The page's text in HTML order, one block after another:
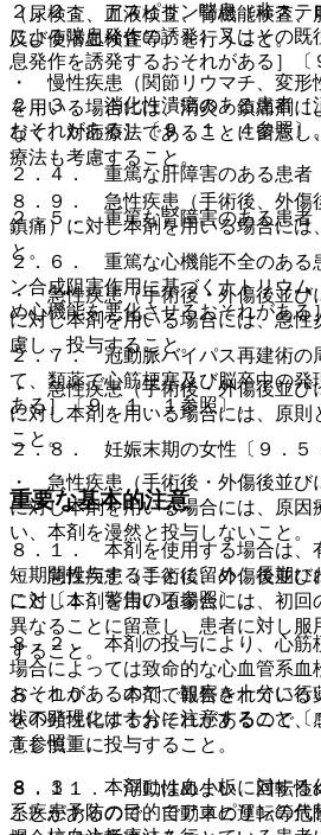
（尿検査、血液検査、腎機能検査
及び便潜血検査等）を行うこと。
・ 慢性疾患（関節リウマチ、変形
を用いる場合には、消炎・鎮痛剤に
なく、対症療法であることに留意
療法も考慮すること。
８．９． 急性疾患（手術後、外傷
鎮痛）に対し本剤を用いる場合には
と。
・ 急性疾患（手術後・外傷後並び
に対し本剤を用いる場合には、急性
慮し、投与すること。
・ 急性疾患（手術後・外傷後並び
に対し本剤を用いる場合には、原則
こと。
・ 急性疾患（手術後・外傷後並び
に対し本剤を用いる場合には、原因
い、本剤を漫然と投与しないこと。
・ 急性疾患（手術後、外傷後並び
に対し本剤を用いる場合には、初回
異なることに留意し、患者に対し服
すること。
８．１０． 本剤で報告されている
を不顕性化するおそれがあるので、
意し慎重に投与すること。
８．１１． 浮動性めまい、回転性
ことがあるので、自動車の運転等危
２．２． アスピリン喘息（非ステ
による喘息発作の誘発）又はその
息発作を誘発するおそれがある］〔
２．３． 消化性潰瘍のある患者［
おそれがある］〔９．１．４参照〕。
２．４． 重篤な肝障害のある患者
２．５． 重篤な腎障害のある患者
２．６． 重篤な心機能不全のある
ン合成阻害作用に基づくナトリウム
め心機能を悪化させるおそれがある
２．７． 冠動脈バイパス再建術の
て、類薬で心筋梗塞及び脳卒中の発
ある］〔９．１．１参照〕。
２．８． 妊娠末期の女性〔９．５
重要な基本的注意
８．１． 本剤を使用する場合は、
短期間投与することに留め、長期に
こと〔１．警告の項参照〕。
８．２． 本剤の投与により、心筋
場合によっては致命的な心血管系血
おそれがあるので、観察を十分に行
状の発現には十分に注意すること〔
１参照〕。
８．３． 本剤には血小板に対する
系疾患予防の目的でアスピリンの代